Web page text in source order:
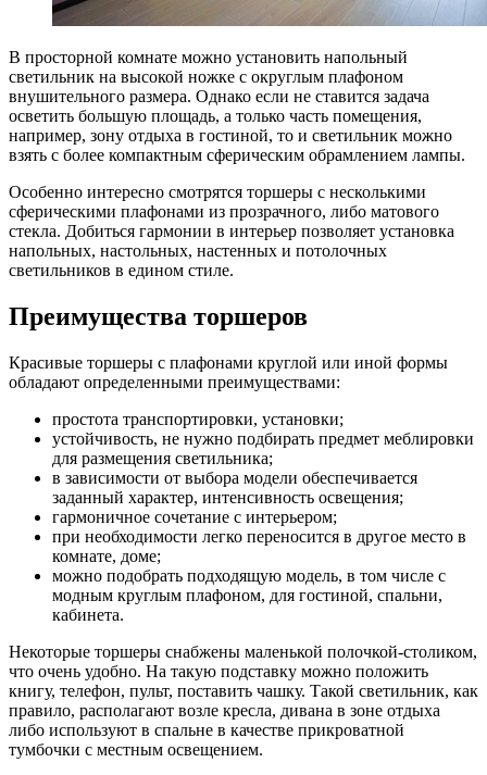
В просторной комнате можно установить напольный
светильник на высокой ножке с округлым плафоном
внушительного размера. Однако если не ставится задача
осветить большую площадь, а только часть помещения,
например, зону отдыха в гостиной, то и светильник можно
взять с более компактным сферическим обрамлением лампы.
Особенно интересно смотрятся торшеры с несколькими
сферическими плафонами из прозрачного, либо матового
стекла. Добиться гармонии в интерьер позволяет установка
напольных, настольных, настенных и потолочных
светильников в едином стиле.
Преимущества торшеров
Красивые торшеры с плафонами круглой или иной формы
обладают определенными преимуществами:
простота транспортировки, установки;
устойчивость, не нужно подбирать предмет меблировки
для размещения светильника;
в зависимости от выбора модели обеспечивается
заданный характер, интенсивность освещения;
гармоничное сочетание с интерьером;
при необходимости легко переносится в другое место в
комнате, доме;
можно подобрать подходящую модель, в том числе с
модным круглым плафоном, для гостиной, спальни,
кабинета.
Некоторые торшеры снабжены маленькой полочкой-столиком,
что очень удобно. На такую подставку можно положить
книгу, телефон, пульт, поставить чашку. Такой светильник, как
правило, располагают возле кресла, дивана в зоне отдыха
либо используют в спальне в качестве прикроватной
тумбочки с местным освещением.